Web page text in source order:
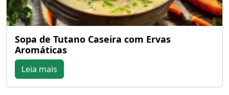
Sopa de Tutano Caseira com Ervas
Aromáticas
Leia mais